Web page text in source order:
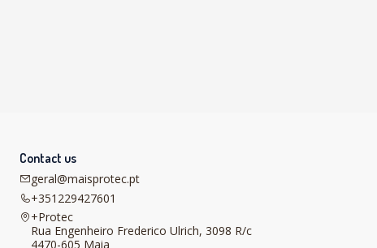
Contact us
geral@maisprotec.pt
+351229427601
+Protec
Rua Engenheiro Frederico Ulrich, 3098 R/c
4470-605 Maia